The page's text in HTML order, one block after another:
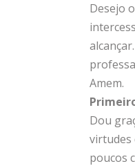
Desejo
Amem.
Dou
virtudes
poucos